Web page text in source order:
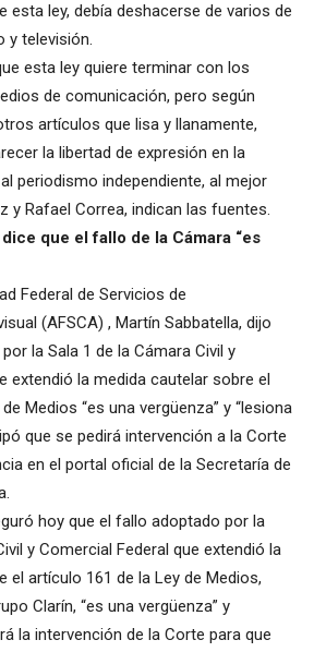
esta ley, debía deshacerse de varios de
y televisión.
esta ley quiere terminar con los
de comunicación, pero según
artículos que lisa y llanamente,
la libertad de expresión en la
periodismo independiente, al mejor
y Rafael Correa, indican las fuentes.
que el fallo de la Cámara “es
Federal de Servicios de
(AFSCA) , Martín Sabbatella, dijo
la Sala 1 de la Cámara Civil y
extendió la medida cautelar sobre el
Medios “es una vergüenza” y “lesiona
que se pedirá intervención a la Corte
en el portal oficial de la Secretaría de
hoy que el fallo adoptado por la
y Comercial Federal que extendió la
el artículo 161 de la Ley de Medios,
Clarín, “es una vergüenza” y
la intervención de la Corte para que